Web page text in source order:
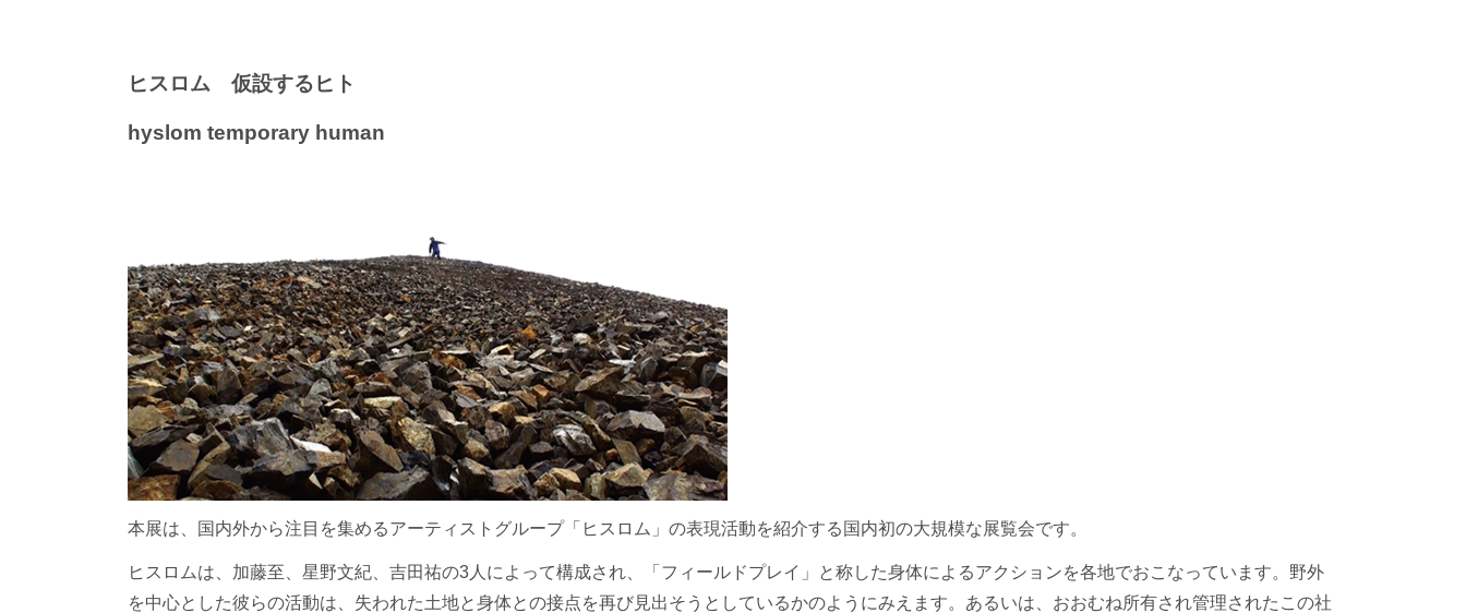
ヒスロム 仮設するヒト
hyslom temporary human
本展は、国内外から注目を集めるアーティストグループ「ヒスロム」の表現活動を紹介する国内初の大規模な展覧会です。
ヒスロムは、加藤至、星野文紀、吉田祐の3人によって構成され、「フィールドプレイ」と称した身体によるアクションを各地でおこなっています。野外
を中心とした彼らの活動は、失われた土地と身体との接点を再び見出そうとしているかのようにみえます。あるいは、おおむね所有され管理されたこの社